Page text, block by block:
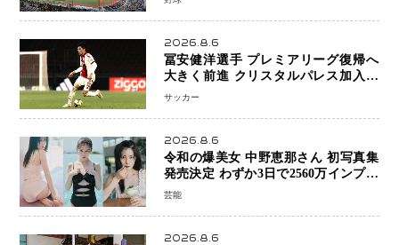
2026.8.6
冨安健洋選手 プレミアリーグ復帰へ
大きく前進 クリスタルパレス加入目
前 メディカルチェックも通過
サッカー
2026.8.6
令和の爆美女 中野恵那さん 初写真集
発売決定 わずか3日で2560万インプレ
ッションを記録した話題の美貌を凝縮
芸能
2026.8.6